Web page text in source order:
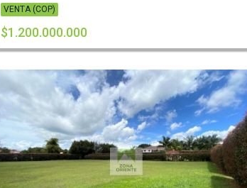
VENTA (COP)
$1.200.000.000